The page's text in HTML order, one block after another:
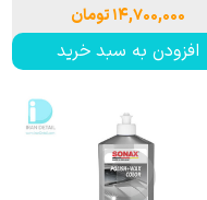
۱۴,۷۰۰,۰۰۰ تومان
افزودن به سبد خرید